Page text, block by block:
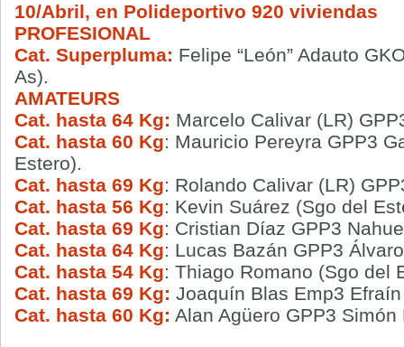
10/Abril, en Polideportivo 920 viviendas
PROFESIONAL
Cat. Superpluma: Felipe “León” Adauto
As).
AMATEURS
Cat. hasta 64 Kg: Marcelo Calivar (LR)
Cat. hasta 60 Kg: Mauricio Pereyra GPP3
Estero).
Cat. hasta 69 Kg: Rolando Calivar (LR)
Cat. hasta 56 Kg: Kevin Suárez (Sgo del
Cat. hasta 69 Kg: Cristian Díaz GPP3
Cat. hasta 64 Kg: Lucas Bazán GPP3
Cat. hasta 54 Kg: Thiago Romano (Sgo del
Cat. hasta 69 Kg: Joaquín Blas Emp3
Cat. hasta 60 Kg: Alan Agüero GPP3